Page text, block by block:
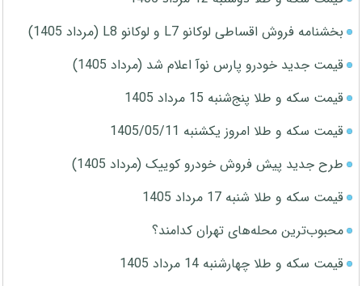
بخشنامه فروش اقساطی لوکانو L7 و لوکانو L8 (مرداد 1405)
قیمت جدید خودرو پارس نوآ اعلام شد (مرداد 1405)
قیمت سکه و طلا پنج‌شنبه 15 مرداد 1405
قیمت سکه و طلا امروز یکشنبه 1405/05/11
طرح جدید پیش فروش خودرو کوییک (مرداد 1405)
قیمت سکه و طلا شنبه 17 مرداد 1405
محبوب‌ترین محله‌های تهران کدامند؟
قیمت سکه و طلا چهارشنبه 14 مرداد 1405